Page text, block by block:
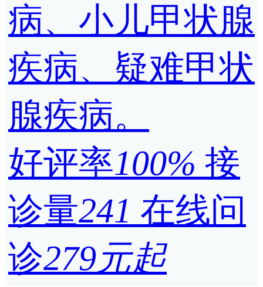
病、小儿甲状腺
疾病、疑难甲状
腺疾病。
好评率100% 接
诊量241 在线问
诊279元起